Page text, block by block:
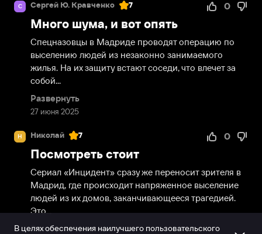
С Сергей Ю. Кравченко
27 июня 2025
7 0
Много шума, и вот опять
Спецназовцы в Мадриде проводят операцию по
выселению людей из незаконно занимаемого
жилья. На их защиту встают соседи, что влечет за
собой...
Развернуть
Н Николай 7 0
Посмотреть стоит
Сериал «Инцидент» сразу же переносит зрителя в
Мадрид, где происходит напряженное выселение
людей из их домов, заканчивающееся трагедией.
Это...
Развернуть
В целях обеспечения наилучшего пользовательского